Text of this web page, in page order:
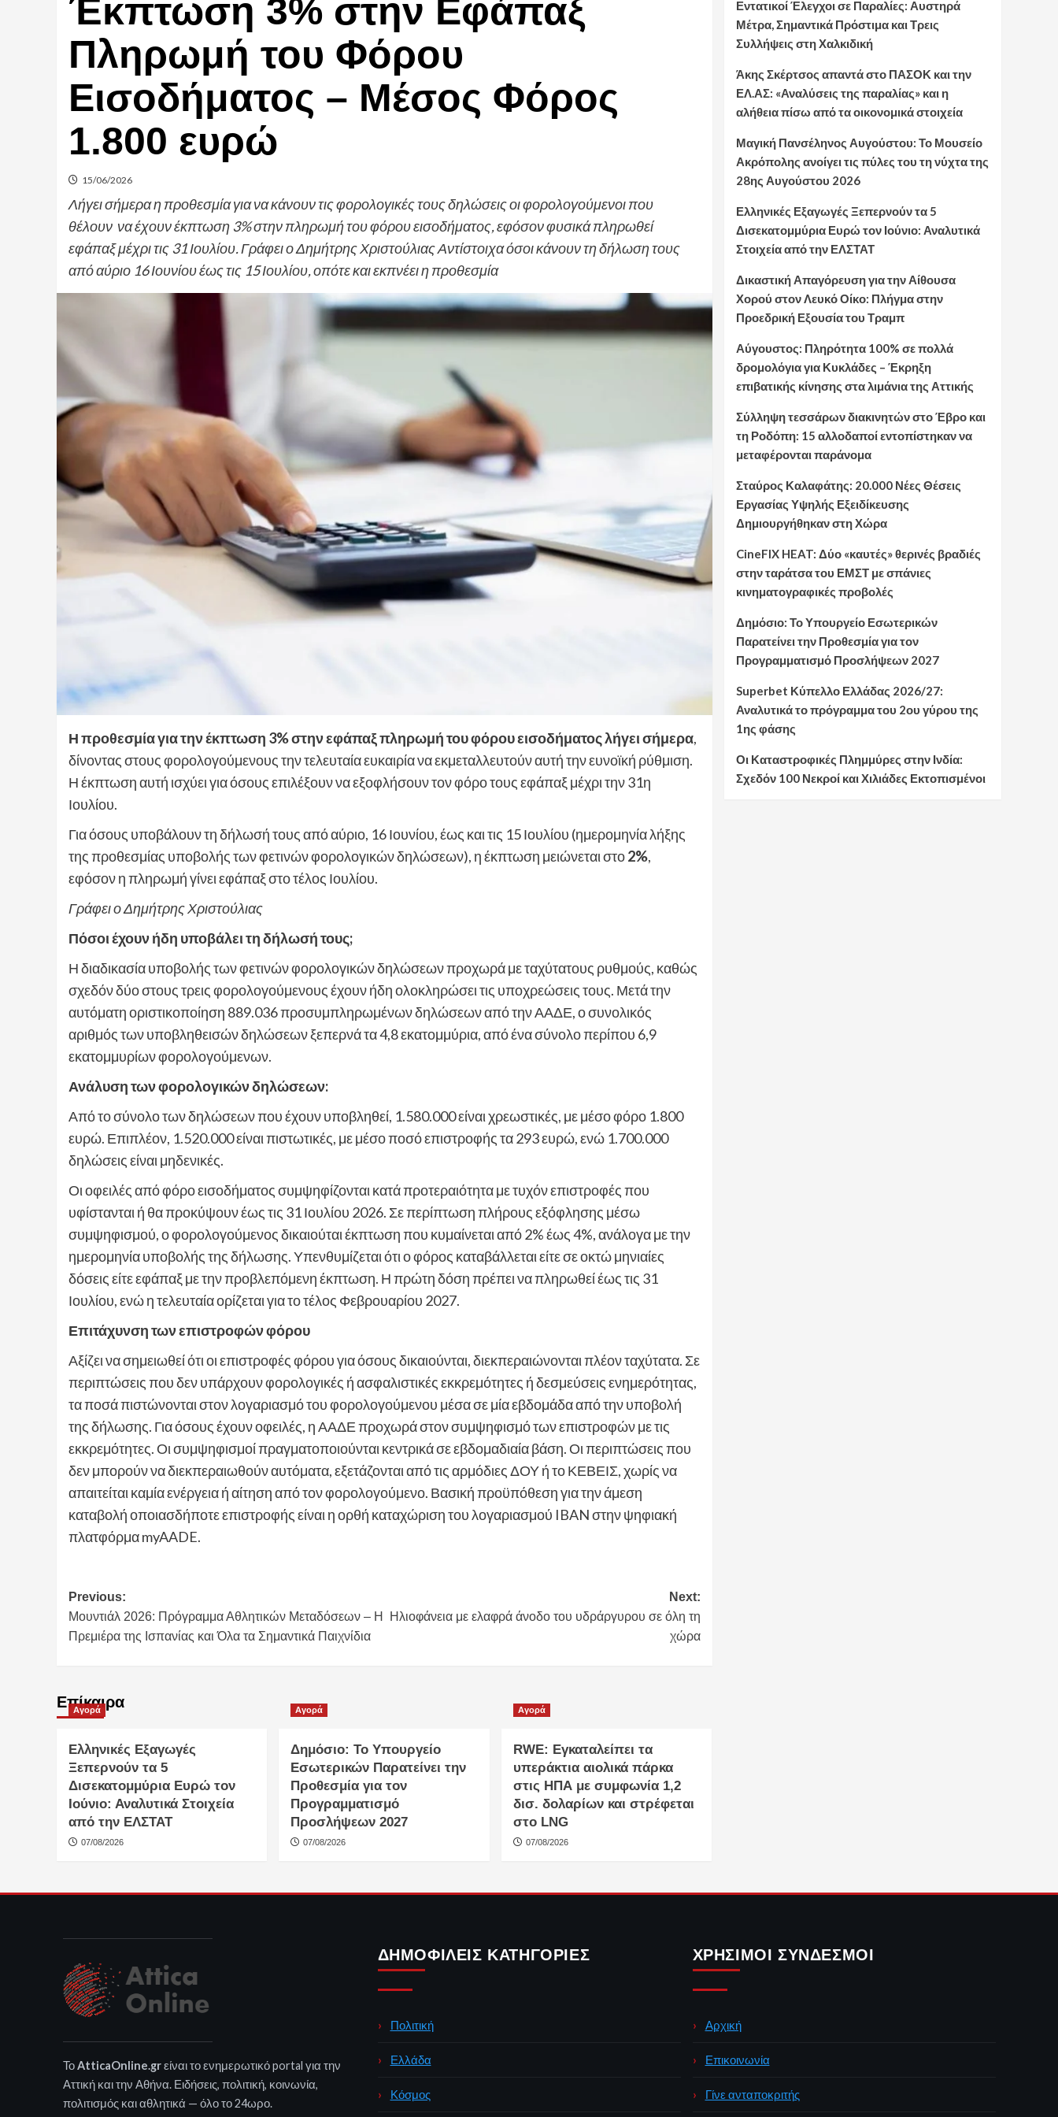
Έκπτωση 3% στην Εφάπαξ
Πληρωμή του Φόρου
Εισοδήματος – Μέσος Φόρος
1.800 ευρώ
15/06/2026
Λήγει σήμερα η προθεσμία για να κάνουν τις φορολογικές τους δηλώσεις οι φορολογούμενοι που
θέλουν να έχουν έκπτωση 3% στην πληρωμή του φόρου εισοδήματος, εφόσον φυσικά πληρωθεί
εφάπαξ μέχρι τις 31 Ιουλίου. Γράφει ο Δημήτρης Χριστούλιας Αντίστοιχα όσοι κάνουν τη δήλωση τους
από αύριο 16 Ιουνίου έως τις 15 Ιουλίου, οπότε και εκπνέει η προθεσμία
Η προθεσμία για την έκπτωση 3% στην εφάπαξ πληρωμή του φόρου εισοδήματος λήγει σήμερα,
δίνοντας στους φορολογούμενους την τελευταία ευκαιρία να εκμεταλλευτούν αυτή την ευνοϊκή ρύθμιση.
Η έκπτωση αυτή ισχύει για όσους επιλέξουν να εξοφλήσουν τον φόρο τους εφάπαξ μέχρι την 31η
Ιουλίου.
Για όσους υποβάλουν τη δήλωσή τους από αύριο, 16 Ιουνίου, έως και τις 15 Ιουλίου (ημερομηνία λήξης
της προθεσμίας υποβολής των φετινών φορολογικών δηλώσεων), η έκπτωση μειώνεται στο2%,
εφόσον η πληρωμή γίνει εφάπαξ στο τέλος Ιουλίου.
Γράφει ο Δημήτρης Χριστούλιας
Πόσοι έχουν ήδη υποβάλει τη δήλωσή τους;
Η διαδικασία υποβολής των φετινών φορολογικών δηλώσεων προχωρά με ταχύτατους ρυθμούς, καθώς
σχεδόν δύο στους τρεις φορολογούμενους έχουν ήδη ολοκληρώσει τις υποχρεώσεις τους. Μετά την
αυτόματη οριστικοποίηση 889.036 προσυμπληρωμένων δηλώσεων από την ΑΑΔΕ, ο συνολικός
αριθμός των υποβληθεισών δηλώσεων ξεπερνά τα 4,8 εκατομμύρια, από ένα σύνολο περίπου 6,9
εκατομμυρίων φορολογούμενων.
Ανάλυση των φορολογικών δηλώσεων:
Από το σύνολο των δηλώσεων που έχουν υποβληθεί, 1.580.000 είναι χρεωστικές, με μέσο φόρο 1.800
ευρώ. Επιπλέον, 1.520.000 είναι πιστωτικές, με μέσο ποσό επιστροφής τα 293 ευρώ, ενώ 1.700.000
δηλώσεις είναι μηδενικές.
Οι οφειλές από φόρο εισοδήματος συμψηφίζονται κατά προτεραιότητα με τυχόν επιστροφές που
υφίστανται ή θα προκύψουν έως τις 31 Ιουλίου 2026. Σε περίπτωση πλήρους εξόφλησης μέσω
συμψηφισμού, ο φορολογούμενος δικαιούται έκπτωση που κυμαίνεται από 2% έως 4%, ανάλογα με την
ημερομηνία υποβολής της δήλωσης. Υπενθυμίζεται ότι ο φόρος καταβάλλεται είτε σε οκτώ μηνιαίες
δόσεις είτε εφάπαξ με την προβλεπόμενη έκπτωση. Η πρώτη δόση πρέπει να πληρωθεί έως τις 31
Ιουλίου, ενώ η τελευταία ορίζεται για το τέλος Φεβρουαρίου 2027.
Επιτάχυνση των επιστροφών φόρου
Αξίζει να σημειωθεί ότι οι επιστροφές φόρου για όσους δικαιούνται, διεκπεραιώνονται πλέον ταχύτατα. Σε
περιπτώσεις που δεν υπάρχουν φορολογικές ή ασφαλιστικές εκκρεμότητες ή δεσμεύσεις ενημερότητας,
τα ποσά πιστώνονται στον λογαριασμό του φορολογούμενου μέσα σε μία εβδομάδα από την υποβολή
της δήλωσης. Για όσους έχουν οφειλές, η ΑΑΔΕ προχωρά στον συμψηφισμό των επιστροφών με τις
εκκρεμότητες. Οι συμψηφισμοί πραγματοποιούνται κεντρικά σε εβδομαδιαία βάση. Οι περιπτώσεις που
δεν μπορούν να διεκπεραιωθούν αυτόματα, εξετάζονται από τις αρμόδιες ΔΟΥ ή το ΚΕΒΕΙΣ, χωρίς να
απαιτείται καμία ενέργεια ή αίτηση από τον φορολογούμενο. Βασική προϋπόθεση για την άμεση
καταβολή οποιασδήποτε επιστροφής είναι η ορθή καταχώριση του λογαριασμού IBAN στην ψηφιακή
πλατφόρμα myAADE.
Post
navigation
Previous:
Μουντιάλ 2026: Πρόγραμμα Αθλητικών Μεταδόσεων – Η
Πρεμιέρα της Ισπανίας και Όλα τα Σημαντικά Παιχνίδια
Next:
Ηλιοφάνεια με ελαφρά άνοδο του υδράργυρου σε όλη τη
χώρα
Επίκαιρα
Αγορά
Ελληνικές Εξαγωγές
Ξεπερνούν τα 5
Δισεκατομμύρια Ευρώ τον
Ιούνιο: Αναλυτικά Στοιχεία
από την ΕΛΣΤΑΤ
07/08/2026
Αγορά
Δημόσιο: Το Υπουργείο
Εσωτερικών Παρατείνει την
Προθεσμία για τον
Προγραμματισμό
Προσλήψεων 2027
07/08/2026
Αγορά
RWE: Εγκαταλείπει τα
υπεράκτια αιολικά πάρκα
στις ΗΠΑ με συμφωνία 1,2
δισ. δολαρίων και στρέφεται
στο LNG
07/08/2026
Εντατικοί Έλεγχοι σε Παραλίες: Αυστηρά
Μέτρα, Σημαντικά Πρόστιμα και Τρεις
Συλλήψεις στη Χαλκιδική
Άκης Σκέρτσος απαντά στο ΠΑΣΟΚ και την
ΕΛ.ΑΣ: «Αναλύσεις της παραλίας» και η
αλήθεια πίσω από τα οικονομικά στοιχεία
Μαγική Πανσέληνος Αυγούστου: Το Μουσείο
Ακρόπολης ανοίγει τις πύλες του τη νύχτα της
28ης Αυγούστου 2026
Ελληνικές Εξαγωγές Ξεπερνούν τα 5
Δισεκατομμύρια Ευρώ τον Ιούνιο: Αναλυτικά
Στοιχεία από την ΕΛΣΤΑΤ
Δικαστική Απαγόρευση για την Αίθουσα
Χορού στον Λευκό Οίκο: Πλήγμα στην
Προεδρική Εξουσία του Τραμπ
Αύγουστος: Πληρότητα 100% σε πολλά
δρομολόγια για Κυκλάδες – Έκρηξη
επιβατικής κίνησης στα λιμάνια της Αττικής
Σύλληψη τεσσάρων διακινητών στο Έβρο και
τη Ροδόπη: 15 αλλοδαποί εντοπίστηκαν να
μεταφέρονται παράνομα
Σταύρος Καλαφάτης: 20.000 Νέες Θέσεις
Εργασίας Υψηλής Εξειδίκευσης
Δημιουργήθηκαν στη Χώρα
CineFIX HEAT: Δύο «καυτές» θερινές βραδιές
στην ταράτσα του ΕΜΣΤ με σπάνιες
κινηματογραφικές προβολές
Δημόσιο: Το Υπουργείο Εσωτερικών
Παρατείνει την Προθεσμία για τον
Προγραμματισμό Προσλήψεων 2027
Superbet Κύπελλο Ελλάδας 2026/27:
Αναλυτικά το πρόγραμμα του 2ου γύρου της
1ης φάσης
Οι Καταστροφικές Πλημμύρες στην Ινδία:
Σχεδόν 100 Νεκροί και Χιλιάδες Εκτοπισμένοι
ΤοAtticaOnline.grείναι το ενημερωτικό portal για την
Αττική και την Αθήνα. Ειδήσεις, πολιτική, κοινωνία,
πολιτισμός και αθλητικά — όλο το 24ωρο.
ΔΗΜΟΦΙΛΕΊΣ ΚΑΤΗΓΟΡΊΕΣ
Πολιτική
Ελλάδα
Κόσμος
ΧΡΉΣΙΜΟΙ ΣΎΝΔΕΣΜΟΙ
Αρχική
Επικοινωνία
Γίνε ανταποκριτής